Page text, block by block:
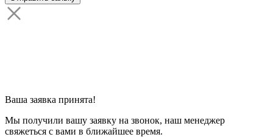
Ваша заявка принята!
Мы получили вашу заявку на звонок, наш менеджер
свяжеться с вами в ближайшее время.